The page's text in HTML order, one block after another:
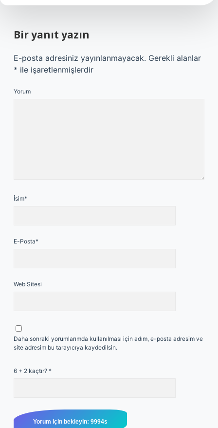
Bir yanıt yazın
E-posta adresiniz yayınlanmayacak. Gerekli alanlar
* ile işaretlenmişlerdir
Yorum
İsim*
E-Posta*
Web Sitesi
Daha sonraki yorumlarımda kullanılması için adım, e-posta adresim ve
site adresim bu tarayıcıya kaydedilsin.
6 + 2 kaçtır? *